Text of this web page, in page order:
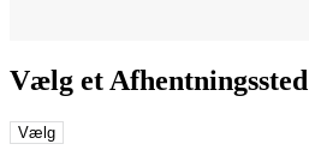
Vælg et Afhentningssted
Vælg